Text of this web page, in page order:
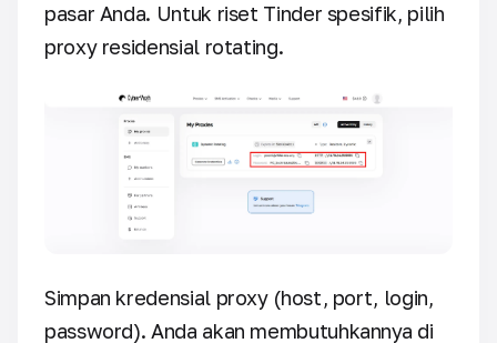
pasar Anda. Untuk riset Tinder spesifik, pilih
proxy residensial rotating.
Simpan kredensial proxy (host, port, login,
password). Anda akan membutuhkannya di